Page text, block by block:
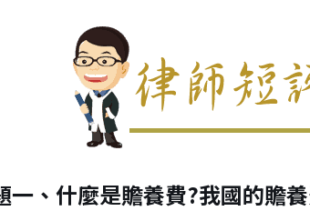
一、什麼是贍養費?我國的贍